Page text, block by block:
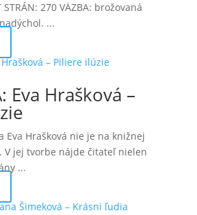
STRÁN: 270 VÄZBA: brožovaná
...
Eva Hrašková –
Eva Hrašková nie je na knižnej
V jej tvorbe nájde čitateľ nielen
...